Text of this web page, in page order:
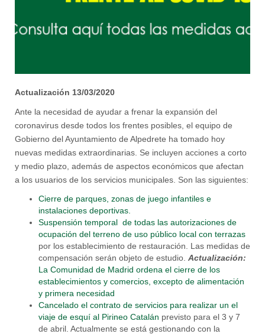
Actualización 13/03/2020
Ante la necesidad de ayudar a frenar la expansión del
coronavirus desde todos los frentes posibles, el equipo de
Gobierno del Ayuntamiento de Alpedrete ha tomado hoy
nuevas medidas extraordinarias. Se incluyen acciones a corto
y medio plazo, además de aspectos económicos que afectan
a los usuarios de los servicios municipales. Son las siguientes:
Cierre de parques, zonas de juego infantiles e
instalaciones deportivas.
Suspensión temporal de todas las autorizaciones de
ocupación del terreno de uso público local con terrazas
por los establecimiento de restauración. Las medidas de
compensación serán objeto de estudio. Actualización:
La Comunidad de Madrid ordena el cierre de los
establecimientos y comercios, excepto de alimentación
y primera necesidad
Cancelado el contrato de servicios para realizar un el
viaje de esquí al Pirineo Catalán previsto para el 3 y 7
de abril. Actualmente se está gestionando con la